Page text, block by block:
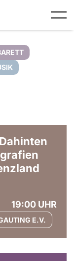
19:00 UHR
E.V.